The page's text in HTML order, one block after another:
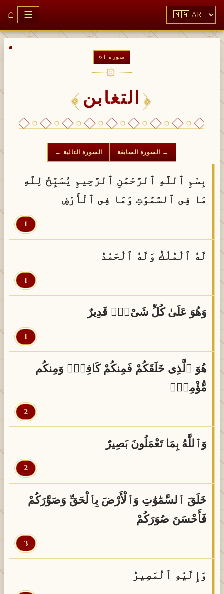
⌂ ☰
سورة 64
۞
التغابن
→ السورة السابقة السورة التالية ←
بِسْمِ ٱللَّهِ ٱلرَّحْمَٰنِ ٱلرَّحِيمِ يُسَبِّحُ لِلَّهِ
مَا فِى ٱلسَّمَٰوَٰتِ وَمَا فِى ٱلْأَرْضِ
1
لَهُ ٱلْمُلْكُ وَلَهُ ٱلْحَمْدُ
1
وَهُوَ عَلَىٰ كُلِّ شَىْءٍۢ قَدِيرٌ
1
هُوَ ٱلَّذِى خَلَقَكُمْ فَمِنكُمْ كَافِرٌۭ وَمِنكُم
مُّؤْمِنٌۭ
2
وَٱللَّهُ بِمَا تَعْمَلُونَ بَصِيرٌ
2
خَلَقَ ٱلسَّمَٰوَٰتِ وَٱلْأَرْضَ بِٱلْحَقِّ وَصَوَّرَكُمْ
فَأَحْسَنَ صُوَرَكُمْ
3
وَإِلَيْهِ ٱلْمَصِيرُ